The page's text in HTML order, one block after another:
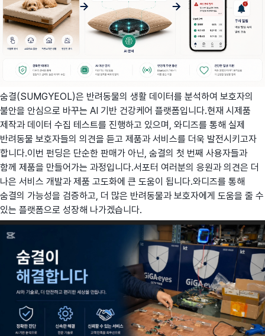
숨결(SUMGYEOL)은 반려동물의 생활 데이터를 분석하여 보호자의
불안을 안심으로 바꾸는 AI 기반 건강케어 플랫폼입니다.현재 시제품
제작과 데이터 수집 테스트를 진행하고 있으며, 와디즈를 통해 실제
반려동물 보호자들의 의견을 듣고 제품과 서비스를 더욱 발전시키고자
합니다.이번 펀딩은 단순한 판매가 아닌, 숨결의 첫 번째 사용자들과
함께 제품을 만들어가는 과정입니다.서포터 여러분의 응원과 의견은 더
나은 서비스 개발과 제품 고도화에 큰 도움이 됩니다.와디즈를 통해
숨결의 가능성을 검증하고, 더 많은 반려동물과 보호자에게 도움을 줄 수
있는 플랫폼으로 성장해 나가겠습니다.